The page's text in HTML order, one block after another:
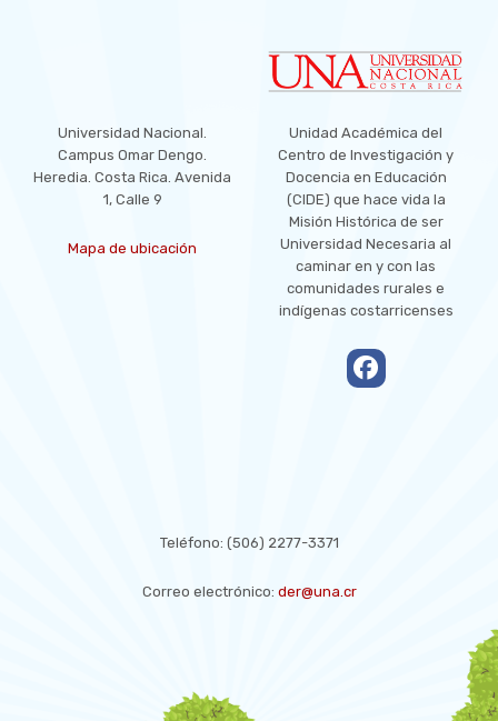
Universidad Nacional.
Campus Omar Dengo.
Heredia. Costa Rica. Avenida
1, Calle 9
Mapa de ubicación
Unidad Académica del
Centro de Investigación y
Docencia en Educación
(CIDE) que hace vida la
Misión Histórica de ser
Universidad Necesaria al
caminar en y con las
comunidades rurales e
indígenas costarricenses
empty
Teléfono: (506) 2277-3371
Correo electrónico: der@una.cr